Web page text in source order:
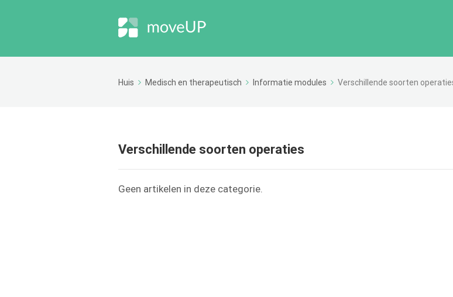
Huis Medisch en therapeutisch Informatie modules Verschillende soorten
Verschillende soorten operaties
Geen artikelen in deze categorie.